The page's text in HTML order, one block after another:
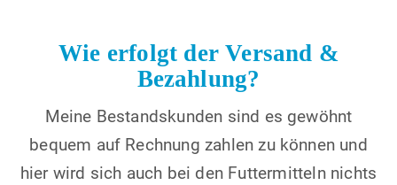
Wie erfolgt der Versand &
Bezahlung?
Meine Bestandskunden sind es gewöhnt
bequem auf Rechnung zahlen zu können und
hier wird sich auch bei den Futtermitteln nichts